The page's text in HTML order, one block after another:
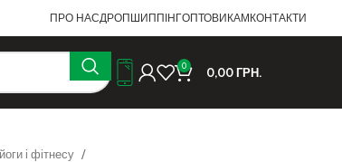
ПРО НАСДРОПШИППІНГОПТОВИКАМКОНТАКТИ
0 0,00ГРН.
і фітнесу